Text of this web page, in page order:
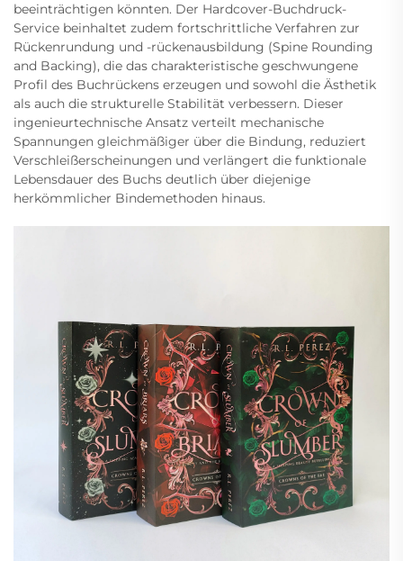
beeinträchtigen könnten. Der Hardcover-Buchdruck-
Service beinhaltet zudem fortschrittliche Verfahren zur
Rückenrundung und -rückenausbildung (Spine Rounding
and Backing), die das charakteristische geschwungene
Profil des Buchrückens erzeugen und sowohl die Ästhetik
als auch die strukturelle Stabilität verbessern. Dieser
ingenieurtechnische Ansatz verteilt mechanische
Spannungen gleichmäßiger über die Bindung, reduziert
Verschleißerscheinungen und verlängert die funktionale
Lebensdauer des Buchs deutlich über diejenige
herkömmlicher Bindemethoden hinaus.